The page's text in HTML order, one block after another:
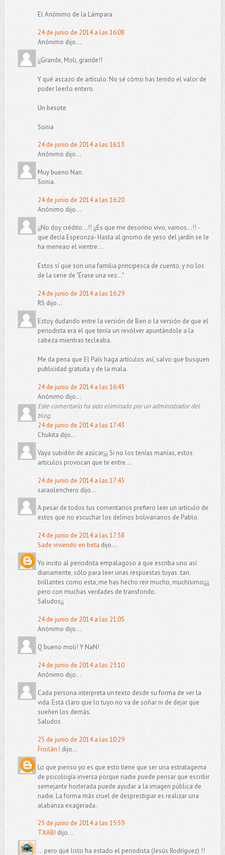
El Anónimo de la Lámpara
24 de junio de 2014 a las 16:08
Anónimo dijo...
¡¡Grande, Moli, grande!!
Y qué ascazo de artículo. No sé cómo has tenido el valor de
poder leerlo entero.
Un besote
Sonia
24 de junio de 2014 a las 16:13
Anónimo dijo...
Muy bueno Nan.
Sonia.
24 de junio de 2014 a las 16:20
Anónimo dijo...
¡¡No doy crédito...!! ¡¡Es que me desorino vivo, vamos...!! -
que decía Espeonza- Hasta al gnomo de yeso del jardín se le
ha meneao el vientre...
Estos sí que son una familia principesca de cuento, y no los
de la serie de "Érase una vez..."
24 de junio de 2014 a las 16:29
RS dijo...
Estoy dudando entre la versión de Ben o la versión de que el
periodista era el que tenía un revólver apuntándole a la
cabeza mientras tecleaba.
Me da pena que El País haga artículos así, salvo que busquen
publicidad gratuita y de la mala.
24 de junio de 2014 a las 16:45
Anónimo dijo...
Este comentario ha sido eliminado por un administrador del
blog.
24 de junio de 2014 a las 17:43
Chukita dijo...
Vaya subidón de azúcar¡¡¡ Si no los tenías manías, estos
articulos provocan que te entre...
24 de junio de 2014 a las 17:45
saraolenchero dijo...
A pesar de todos tus comentarios prefiero leer un artículo de
estos que no escuchar los delirios bolivarianos de Pablo.
24 de junio de 2014 a las 17:58
Sade viviendo en beta dijo...
Yo incito al periodista empalagoso a que escriba uno así
diariamente, sólo para leer unas respuestas tuyas .tan
brillantes como esta, me has hecho reir mucho, muchísimo¡¡¡¡
pero con muchas verdades de transfondo.
Saludos¡¡
24 de junio de 2014 a las 21:05
Anónimo dijo...
Q bueno moli! Y NaN!
24 de junio de 2014 a las 23:10
Anónimo dijo...
Cada persona interpreta un texto desde su forma de ver la
vida. Está claro que lo tuyo no va de soñar ni de dejar que
sueñen los demás.
Saludos
25 de junio de 2014 a las 10:29
Froilán I dijo...
Lo que pienso yo es que esto tiene que ser una estratagema
de psicología inversa porque nadie puede pensar que escribir
semejante horterada puede ayudar a la imagen pública de
nadie. La forma más cruel de desprestigiar es realizar una
alabanza exagerada.
25 de junio de 2014 a las 15:59
TXABI dijo...
... pero qué listo ha estado el periodista (Jesús Rodríguez) !!